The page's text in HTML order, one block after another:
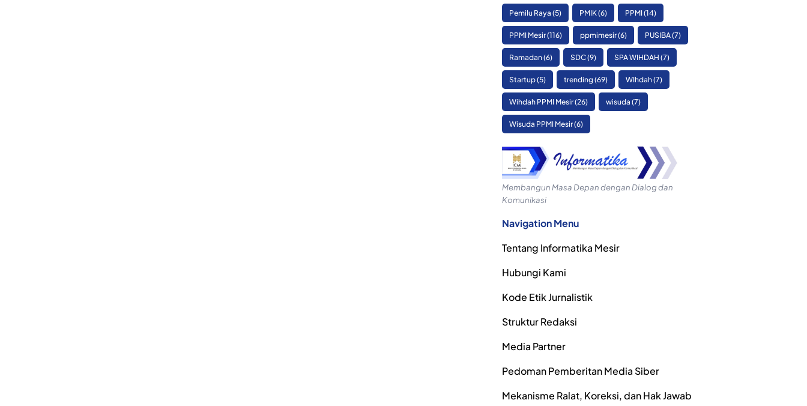
Pemilu Raya (5) PMIK(6) PPMI(14)
PPMI Mesir(116) ppmimesir(6) PUSIBA(7)
Ramadan(6) SDC(9) SPA WIHDAH (7)
Startup(5) trending (69) WIhdah(7)
Wihdah PPMI Mesir(26) wisuda (7)
Wisuda PPMI Mesir(6)
Membangun Masa Depan dengan Dialog dan
Komunikasi
Navigation Menu
Tentang Informatika Mesir
Hubungi Kami
Kode Etik Jurnalistik
Struktur Redaksi
Media Partner
Pedoman Pemberitan Media Siber
Mekanisme Ralat, Koreksi, dan Hak Jawab